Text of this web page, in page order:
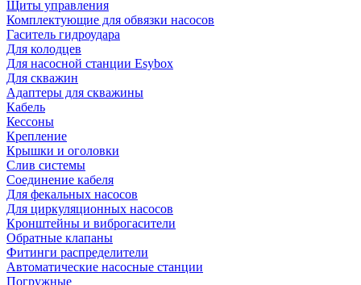
Щиты управления
Комплектующие для обвязки насосов
Гаситель гидроудара
Для колодцев
Для насосной станции Esybox
Для скважин
Адаптеры для скважины
Кабель
Кессоны
Крепление
Крышки и оголовки
Слив системы
Соединение кабеля
Для фекальных насосов
Для циркуляционных насосов
Кронштейны и виброгасители
Обратные клапаны
Фитинги распределители
Автоматические насосные станции
Погружные